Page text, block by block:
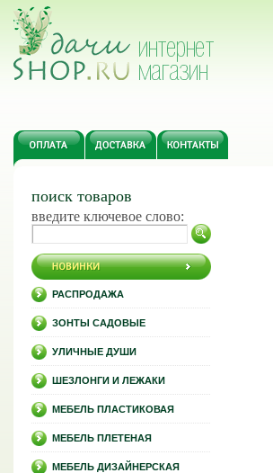
поиск товаров
введите ключевое слово:
РАСПРОДАЖА
ЗОНТЫ САДОВЫЕ
УЛИЧНЫЕ ДУШИ
ШЕЗЛОНГИ И ЛЕЖАКИ
МЕБЕЛЬ ПЛАСТИКОВАЯ
МЕБЕЛЬ ПЛЕТЕНАЯ
МЕБЕЛЬ ДИЗАЙНЕРСКАЯ